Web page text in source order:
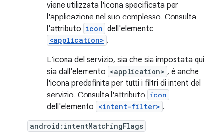
viene utilizzata l'icona specificata per
l'applicazione nel suo complesso. Consulta
l'attributo icon dell'elemento
<application> .
L'icona del servizio, sia che sia impostata qui
sia dall'elemento <application> , è anche
l'icona predefinita per tutti i filtri di intent del
servizio. Consulta l'attributo icon
dell'elemento <intent-filter> .
android:intentMatchingFlags